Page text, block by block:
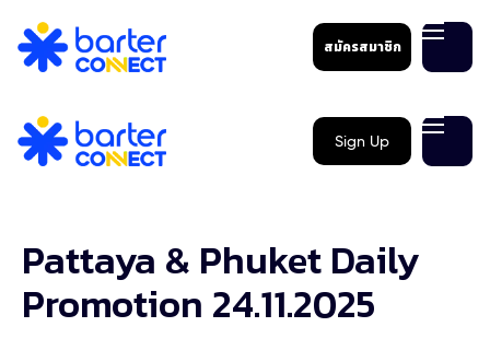
สมัครสมาชิก
Sign Up
Pattaya & Phuket Daily
Promotion 24.11.2025